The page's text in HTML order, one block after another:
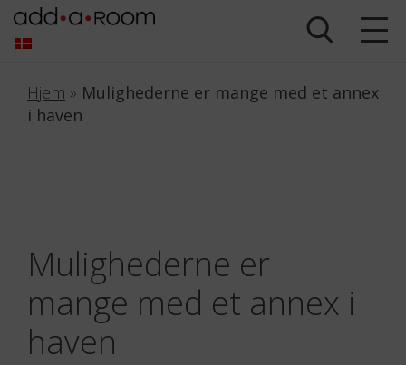
Hjem » Mulighederne er mange med et annex
i haven
Mulighederne er
mange med et annex i
haven